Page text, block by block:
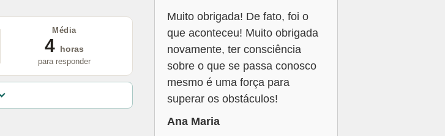
Média
4
horas
para responder
Muito obrigada! De fato, foi o
que aconteceu! Muito obrigada
novamente, ter consciência
sobre o que se passa conosco
mesmo é uma força para
superar os obstáculos!
Ana Maria